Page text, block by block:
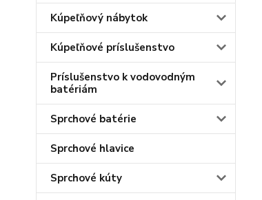
Kúpeľňový nábytok
Kúpeľňové príslušenstvo
Príslušenstvo k vodovodným
batériám
Sprchové batérie
Sprchové hlavice
Sprchové kúty